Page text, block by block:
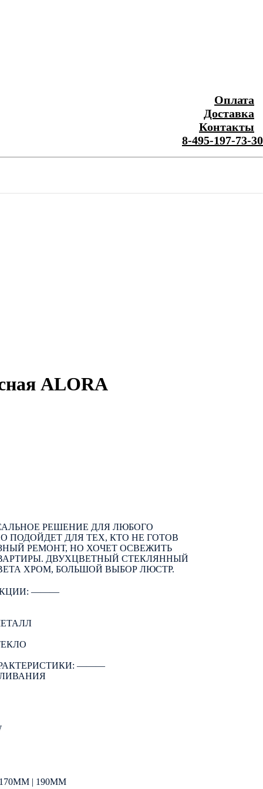
Оплата
Доставка
Контакты
8-495-197-73-30
ALORA
РЕШЕНИЕ ДЛЯ ЛЮБОГО
ПОДОЙДЕТ ДЛЯ ТЕХ, КТО НЕ ГОТОВ
РЕМОНТ, НО ХОЧЕТ ОСВЕЖИТЬ
ДВУХЦВЕТНЫЙ СТЕКЛЯННЫЙ
ХРОМ, БОЛЬШОЙ ВЫБОР ЛЮСТР.
―――
―――
| 190ММ